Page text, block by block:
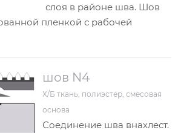
слоя в районе шва. Шов
пленкой с рабочей
шов N4
Х/Б ткань, полиэстер, смесовая
основа
Соединение шва внахлест.